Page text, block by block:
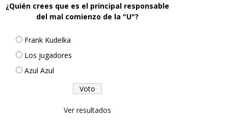
¿Quién crees que es el principal responsable
del mal comienzo de la "U"?
Frank Kudelka
Los jugadores
Azul Azul
Ver resultados